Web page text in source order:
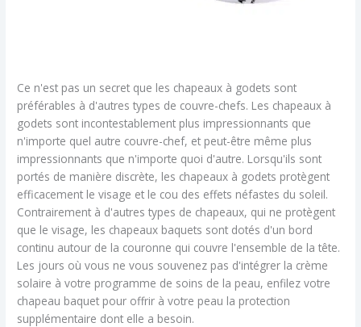
Ce n'est pas un secret que les chapeaux à godets sont
préférables à d'autres types de couvre-chefs. Les chapeaux à
godets sont incontestablement plus impressionnants que
n'importe quel autre couvre-chef, et peut-être même plus
impressionnants que n'importe quoi d'autre. Lorsqu'ils sont
portés de manière discrète, les chapeaux à godets protègent
efficacement le visage et le cou des effets néfastes du soleil.
Contrairement à d'autres types de chapeaux, qui ne protègent
que le visage, les chapeaux baquets sont dotés d'un bord
continu autour de la couronne qui couvre l'ensemble de la tête.
Les jours où vous ne vous souvenez pas d'intégrer la crème
solaire à votre programme de soins de la peau, enfilez votre
chapeau baquet pour offrir à votre peau la protection
supplémentaire dont elle a besoin.